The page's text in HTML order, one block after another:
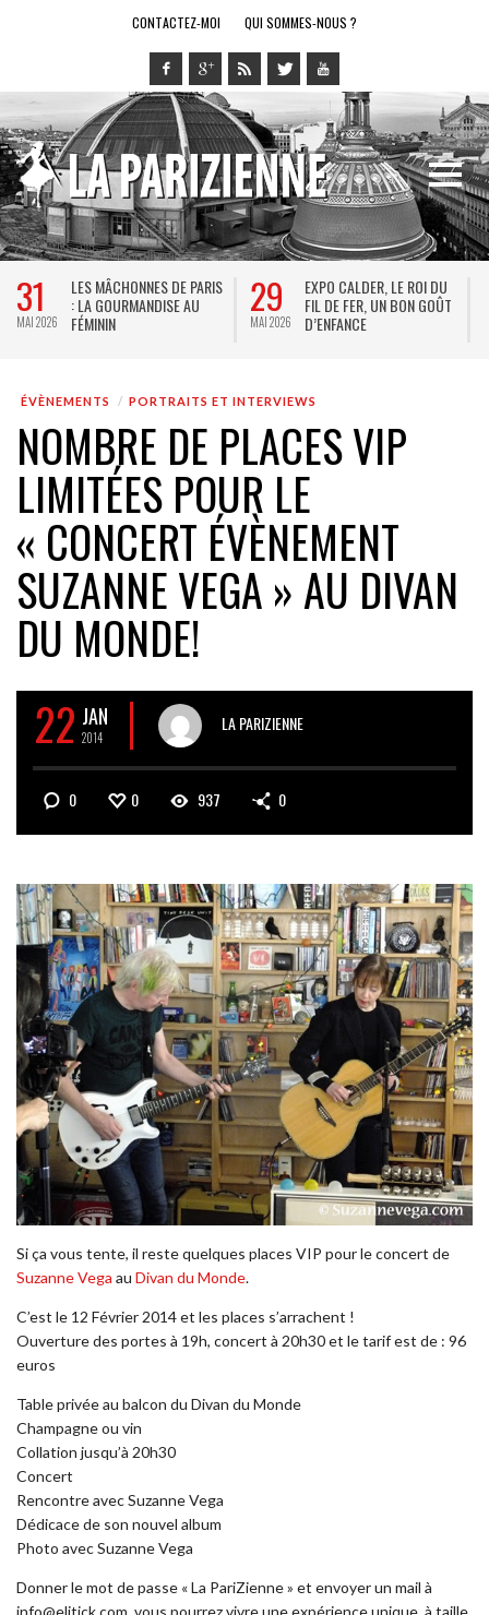
CONTACTEZ-MOI QUI SOMMES-NOUS ?
31
MAI 2026
LES MÂCHONNES DE PARIS
: LA GOURMANDISE AU
FÉMININ
29
MAI 2026
EXPO CALDER, LE ROI DU
FIL DE FER, UN BON GOÛT
D’ENFANCE
ÉVÈNEMENTS PORTRAITS ET INTERVIEWS
NOMBRE DE PLACES VIP
LIMITÉES POUR LE
« CONCERT ÉVÈNEMENT
SUZANNE VEGA » AU DIVAN
DU MONDE!
22 JAN
2014
LA PARIZIENNE
0 0 937 0
Si ça vous tente, il reste quelques places VIP pour le concert de
Suzanne Vega au Divan du Monde.
C’est le 12 Février 2014 et les places s’arrachent !
Ouverture des portes à 19h, concert à 20h30 et le tarif est de : 96
euros
Table privée au balcon du Divan du Monde
Champagne ou vin
Collation jusqu’à 20h30
Concert
Rencontre avec Suzanne Vega
Dédicace de son nouvel album
Photo avec Suzanne Vega
Donner le mot de passe « La PariZienne » et envoyer un mail à